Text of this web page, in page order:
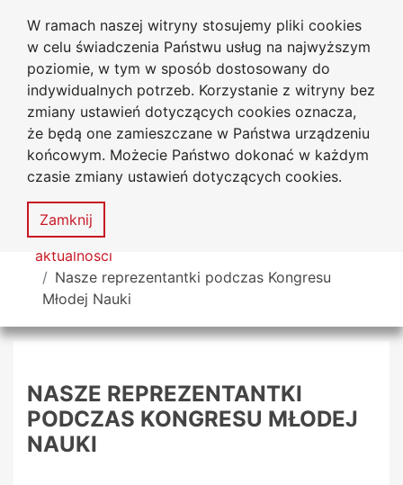
W ramach naszej witryny stosujemy pliki cookies
w celu świadczenia Państwu usług na najwyższym
poziomie, w tym w sposób dostosowany do
indywidualnych potrzeb. Korzystanie z witryny bez
zmiany ustawień dotyczących cookies oznacza,
że będą one zamieszczane w Państwa urządzeniu
końcowym. Możecie Państwo dokonać w każdym
czasie zmiany ustawień dotyczących cookies.
Zamknij
Przejdź do głównego menu
Przejdź do treści
Przejdź do wyszukiwarki
Przejdź do mapy serwisu
Uniwersytet
Jana Długosza w Częstochowie
Mapa
serwisu
MENU
Tutaj jesteś
aktualności
Nasze reprezentantki podczas Kongresu
Młodej Nauki
NASZE REPREZENTANTKI
PODCZAS KONGRESU MŁODEJ
NAUKI